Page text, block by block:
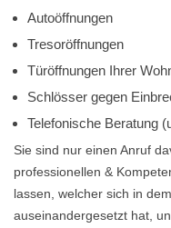
Autoöffnungen
Tresoröffnungen
Türöffnungen Ihrer
Schlösser gegen
Telefonische Beratung
Sie sind nur einen Anruf
professionellen &
lassen, welcher sich in
auseinandergesetzt hat,